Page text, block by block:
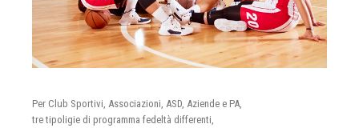
Per Club Sportivi, Associazioni, ASD, Aziende e PA,
tre tipoligie di programma fedeltà differenti,